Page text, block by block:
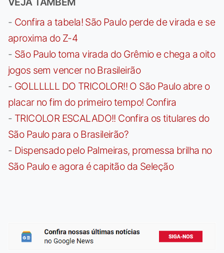
- Confira a tabela! São Paulo perde de virada e se
aproxima do Z-4
- São Paulo toma virada do Grêmio e chega a oito
jogos sem vencer no Brasileirão
- GOLLLLLL DO TRICOLOR!! O São Paulo abre o
placar no fim do primeiro tempo! Confira
- TRICOLOR ESCALADO!! Confira os titulares do
São Paulo para o Brasileirão?
- Dispensado pelo Palmeiras, promessa brilha no
São Paulo e agora é capitão da Seleção